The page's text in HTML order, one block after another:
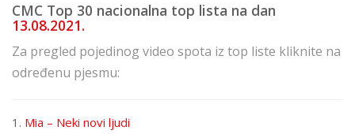
CMC Top 30 nacionalna top lista na dan
13.08.2021.
Za pregled pojedinog video spota iz top liste kliknite na
određenu pjesmu:
1. Mia – Neki novi ljudi